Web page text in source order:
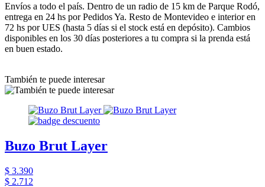
Envíos a todo el país. Dentro de un radio de 15 km de Parque Rodó,
entrega en 24 hs por Pedidos Ya. Resto de Montevideo e interior en
72 hs por UES (hasta 5 días si el stock está en depósito). Cambios
disponibles en los 30 días posteriores a tu compra si la prenda está
en buen estado.
También te puede interesar
Buzo Brut Layer
$ 3.390
$ 2.712